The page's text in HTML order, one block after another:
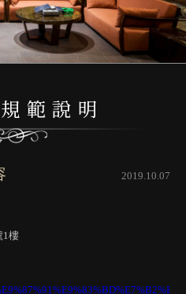
2019.10.07
1樓